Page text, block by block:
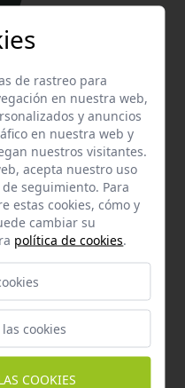
vía email
del teléfono
de rastreo para
en nuestra web,
y anuncios
en nuestra web y
nuestros visitantes.
acepta nuestro uso
seguimiento. Para
estas cookies, cómo y
cambiar su
política de cookies.
cookies
COOKIES